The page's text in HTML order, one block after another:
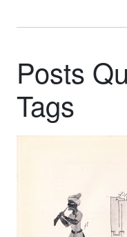
Posts
Tags